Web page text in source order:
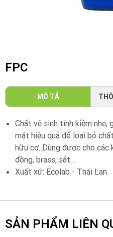
FPC
MÔ TẢ
Chất vệ sinh tính kiềm nhẹ,
mặt hiệu quả để loại bỏ
hữu cơ. Dùng được cho các
đồng, brass, sắt…
Xuất xứ: Ecolab - Thái Lan
SẢN PHẨM LIÊN